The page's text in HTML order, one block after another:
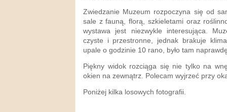
Zwiedzanie Muzeum rozpoczyna się od
sale z fauną, florą, szkieletami oraz
wystawa jest niezwykle interesująca.
czyste i przestronne, jednak brakuje
upale o godzinie 10 rano, było tam
Piękny widok rozciąga się nie tylko na
okien na zewnątrz. Polecam wyjrzeć przy
Poniżej kilka losowych fotografii.